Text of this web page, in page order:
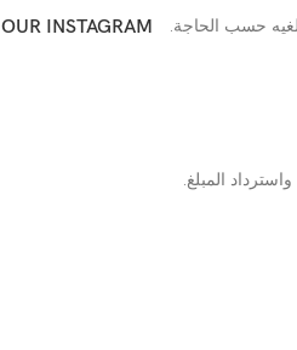
حسب الحاجة.
المبلغ.
OUR INSTAGRAM